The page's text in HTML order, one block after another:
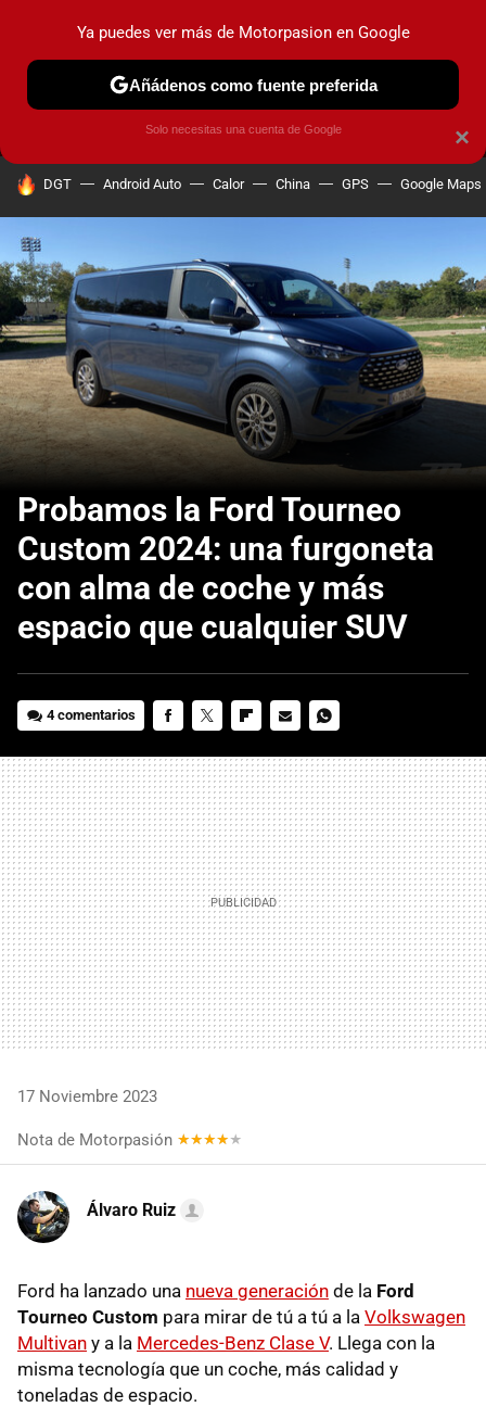
MENÚ NUEVO
COCHES ELÉCTRICOS OBSERVATORIO
HOY SE HABLA DE
DGT Android Auto Calor China GPS Google Maps
Probamos la Ford Tourneo
Custom 2024: una furgoneta
con alma de coche y más
espacio que cualquier SUV
4 comentarios
MAIL
17 Noviembre 2023
Nota de Motorpasión
Álvaro Ruiz
Ford ha lanzado una nueva generación de la Ford
Tourneo Custom para mirar de tú a tú a la Volkswagen
Multivan y a la Mercedes-Benz Clase V. Llega con la
misma tecnología que un coche, más calidad y
toneladas de espacio.
×
Ya puedes ver más de Motorpasion en Google
Añádenos como fuente preferida
Solo necesitas una cuenta de Google